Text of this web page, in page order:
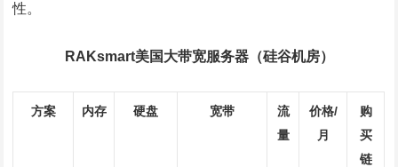
性。
RAKsmart美国大带宽服务器（硅谷机房）
方案 内存 硬盘 宽带
流
量
价格/
月
购
买
链